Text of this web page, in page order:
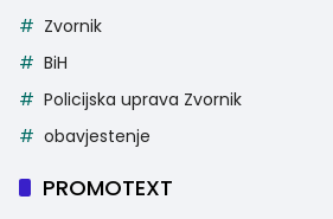
Zvornik
BiH
Policijska uprava Zvornik
obavjestenje
PROMOTEXT